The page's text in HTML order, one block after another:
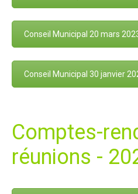
Conseil Municipal 20 mars
Conseil Municipal 30 janvier
Comptes-
réunions -